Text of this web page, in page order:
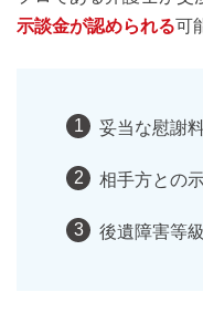
示談金が認められる可
妥当な慰謝
相手方との
後遺障害等